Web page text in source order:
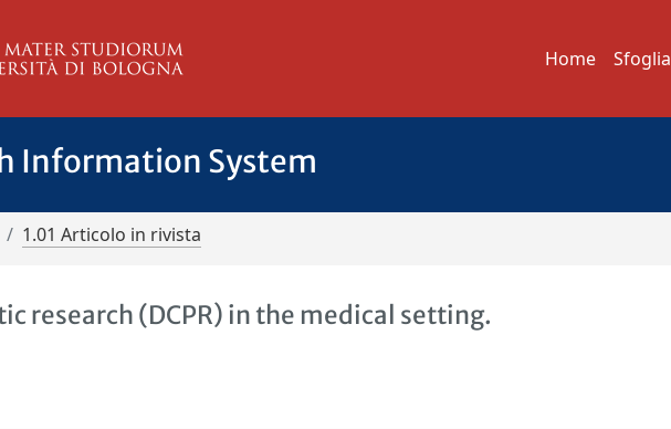
Home Sfoglia
Information System
1.01 Articolo in rivista
research (DCPR) in the medical setting.